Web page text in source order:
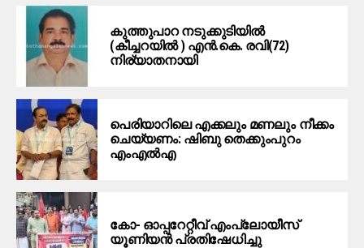
കുത്തുപാറ നടുക്കുടിയിൽ
(കീച്ചറയിൽ ) എൻ.കെ. രവി(72)
നിര്യാതനായി
പെരിയാറിലെ എക്കലും മണലും നീക്കം
ചെയ്യണം: ഷിബു തെക്കുംപുറം
എംഎൽഎ
കോ- ഓപ്പറേറ്റീവ് എംപ്ലോയീസ്
യൂണിയൻ പ്രതിഷേധിച്ചു